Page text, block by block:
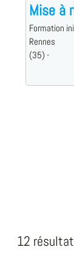
Mise à
Formation
Rennes
(35) -
12